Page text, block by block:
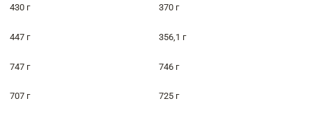
430 г 370 г
447 г 356,1 г
747 г 746 г
707 г 725 г